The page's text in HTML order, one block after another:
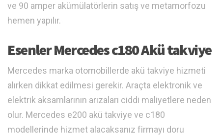
ve 90 amper akümülatörlerin satış ve metamorfozu
hemen yapılır.
Esenler Mercedes c180 Akü takviye
Mercedes marka otomobillerde akü takviye hizmeti
alırken dikkat edilmesi gerekir. Araçta elektronik ve
elektrik aksamlarının arızaları ciddi maliyetlere neden
olur. Mercedes e200 akü takviye ve c180
modellerinde hizmet alacaksanız firmayı doru